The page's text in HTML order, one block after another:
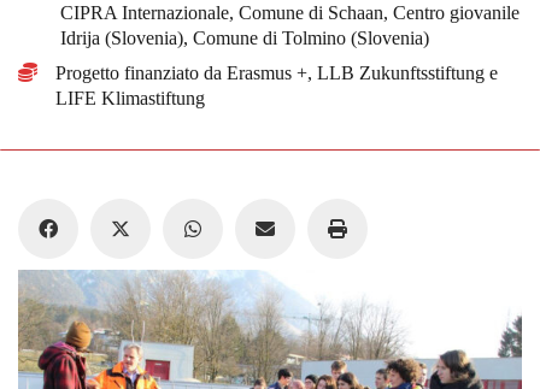
CIPRA Internazionale, Comune di Schaan, Centro giovanile
Idrija (Slovenia), Comune di Tolmino (Slovenia)
Progetto finanziato da Erasmus +, LLB Zukunftsstiftung e
LIFE Klimastiftung